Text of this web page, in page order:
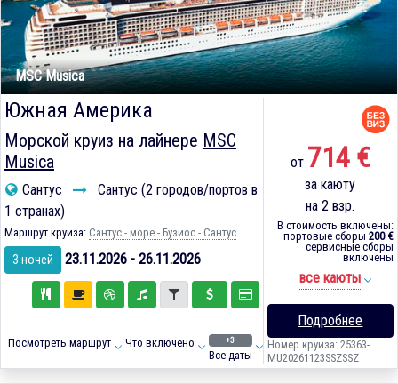
MSC Musica
Южная Америка
Морской круиз на лайнере MSC
Musica
Сантус
Сантус (2 городов/портов в
1 странах)
Маршрут круиза: Сантус - море - Бузиос - Сантус
3 ночей 23.11.2026 - 26.11.2026
Посмотреть маршрут Что включено +3
Все даты
от 714 €
за каюту
на 2 взр.
В стоимость включены:
портовые сборы 200 €
сервисные сборы
включены
все каюты
Подробнее
Номер круиза: 25363-
MU20261123SSZSSZ